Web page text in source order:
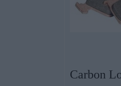
Carbon